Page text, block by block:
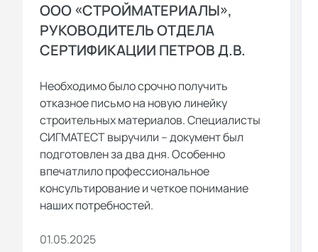
ООО «СТРОЙМАТЕРИАЛЫ»,
РУКОВОДИТЕЛЬ ОТДЕЛА
СЕРТИФИКАЦИИ ПЕТРОВ Д.В.
Необходимо было срочно получить
отказное письмо на новую линейку
строительных материалов. Специалисты
СИГМАТЕСТ выручили – документ был
подготовлен за два дня. Особенно
впечатлило профессиональное
консультирование и четкое понимание
наших потребностей.
01.05.2025